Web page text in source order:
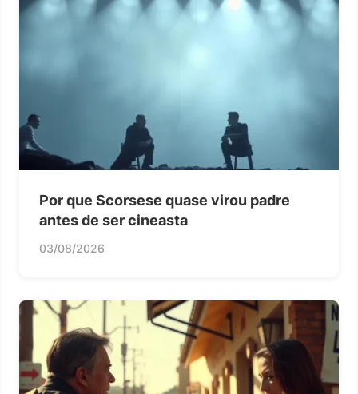
Por que Scorsese quase virou padre
antes de ser cineasta
03/08/2026